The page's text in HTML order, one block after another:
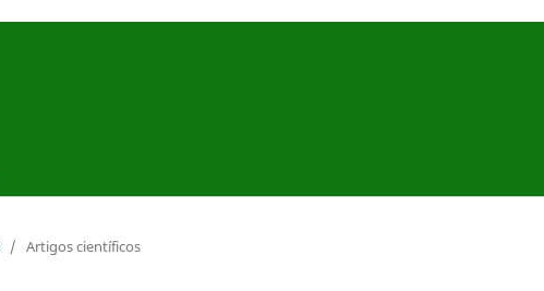
/ Artigos científicos